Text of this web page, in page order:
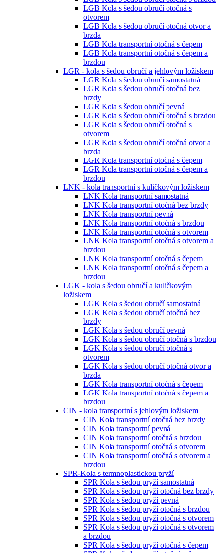
LGB Kola s šedou obručí otočná s
otvorem
LGB Kola s šedou obručí otočná otvor a
brzda
LGB Kola transportní otočná s čepem
LGB Kola transportní otočná s čepem a
brzdou
LGR - kola s šedou obručí a jehlovým ložiskem
LGR Kola s šedou obručí samostatná
LGR Kola s šedou obručí otočná bez
brzdy
LGR Kola s šedou obručí pevná
LGR Kola s šedou obručí otočná s brzdou
LGR Kola s šedou obručí otočná s
otvorem
LGR Kola s šedou obručí otočná otvor a
brzda
LGR Kola transportní otočná s čepem
LGR Kola transportní otočná s čepem a
brzdou
LNK - kola transportní s kuličkovým ložiskem
LNK Kola transportní samostatná
LNK Kola transportní otočná bez brzdy
LNK Kola transportní pevná
LNK Kola transportní otočná s brzdou
LNK Kola transportní otočná s otvorem
LNK Kola transportní otočná s otvorem a
brzdou
LNK Kola transportní otočná s čepem
LNK Kola transportní otočná s čepem a
brzdou
LGK - kola s šedou obručí a kuličkovým
ložiskem
LGK Kola s šedou obručí samostatná
LGK Kola s šedou obručí otočná bez
brzdy
LGK Kola s šedou obručí pevná
LGK Kola s šedou obručí otočná s brzdou
LGK Kola s šedou obručí otočná s
otvorem
LGK Kola s šedou obručí otočná otvor a
brzda
LGK Kola transportní otočná s čepem
LGK Kola transportní otočná s čepem a
brzdou
CIN - kola transportní s jehlovým ložiskem
CIN Kola transportní otočná bez brzdy
CIN Kola transportní pevná
CIN Kola transportní otočná s brzdou
CIN Kola transportní otočná s otvorem
CIN Kola transportní otočná s otvorem a
brzdou
SPR-Kola s termnoplastickou pryží
SPR Kola s šedou pryží samostatná
SPR Kola s šedou pryží otočná bez brzdy
SPR Kola s šedou pryží pevná
SPR Kola s šedou pryží otočná s brzdou
SPR Kola s šedou pryží otočná s otvorem
SPR Kola s šedou pryží otočná s otvorem
a brzdou
SPR Kola s šedou pryží otočná s čepem